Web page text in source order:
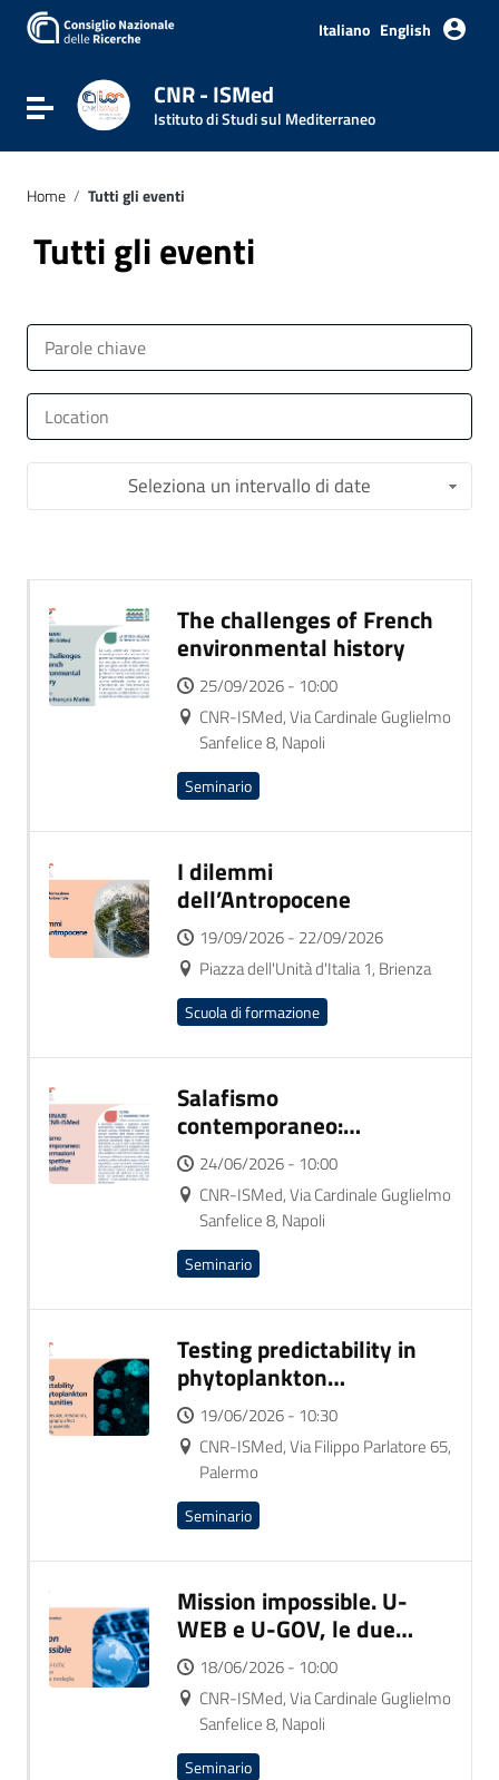
Italiano English
Attiva / disattiva la navigazione
CNR - ISMed
Istituto di Studi sul Mediterraneo
Home / Tutti gli eventi
Tutti gli eventi
Seleziona un intervallo di date
The challenges of French
environmental history
25/09/2026 - 10:00
CNR-ISMed, Via Cardinale Guglielmo
Sanfelice 8, Napoli
Seminario
I dilemmi
dell’Antropocene
19/09/2026 - 22/09/2026
Piazza dell'Unità d'Italia 1, Brienza
Scuola di formazione
Salafismo
contemporaneo:
trasformazioni e
prospettive post-salafite
24/06/2026 - 10:00
CNR-ISMed, Via Cardinale Guglielmo
Sanfelice 8, Napoli
Seminario
Testing predictability in
phytoplankton
communities
19/06/2026 - 10:30
CNR-ISMed, Via Filippo Parlatore 65,
Palermo
Seminario
Mission impossible. U-
WEB e U-GOV, le due
facce della stessa
medaglia
18/06/2026 - 10:00
CNR-ISMed, Via Cardinale Guglielmo
Sanfelice 8, Napoli
Seminario